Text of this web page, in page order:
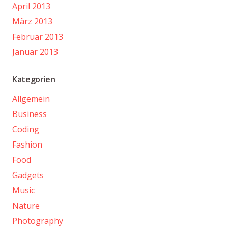
April 2013
März 2013
Februar 2013
Januar 2013
Kategorien
Allgemein
Business
Coding
Fashion
Food
Gadgets
Music
Nature
Photography